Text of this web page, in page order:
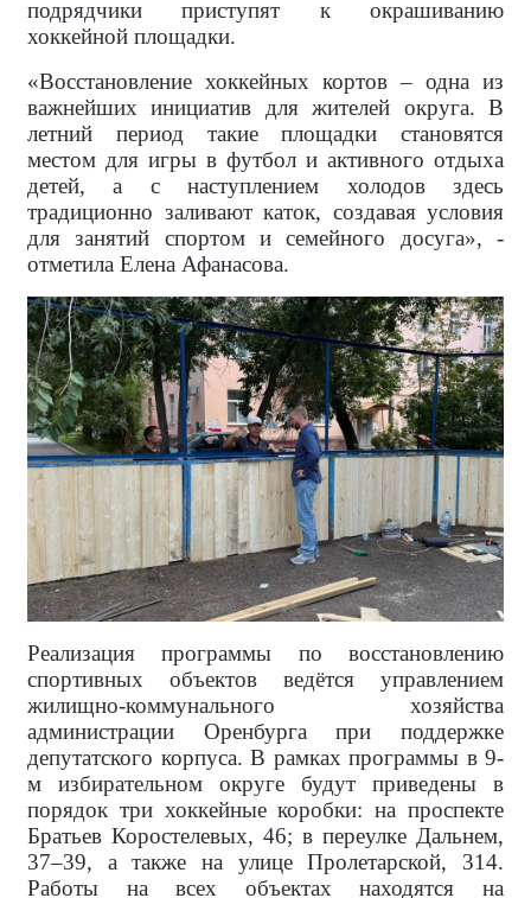
подрядчики приступят к окрашиванию
хоккейной площадки.
«Восстановление хоккейных кортов – одна из
важнейших инициатив для жителей округа. В
летний период такие площадки становятся
местом для игры в футбол и активного отдыха
детей, а с наступлением холодов здесь
традиционно заливают каток, создавая условия
для занятий спортом и семейного досуга», -
отметила Елена Афанасова.
Реализация программы по восстановлению
спортивных объектов ведётся управлением
жилищно-коммунального хозяйства
администрации Оренбурга при поддержке
депутатского корпуса. В рамках программы в 9-
м избирательном округе будут приведены в
порядок три хоккейные коробки: на проспекте
Братьев Коростелевых, 46; в переулке Дальнем,
37–39, а также на улице Пролетарской, 314.
Работы на всех объектах находятся на